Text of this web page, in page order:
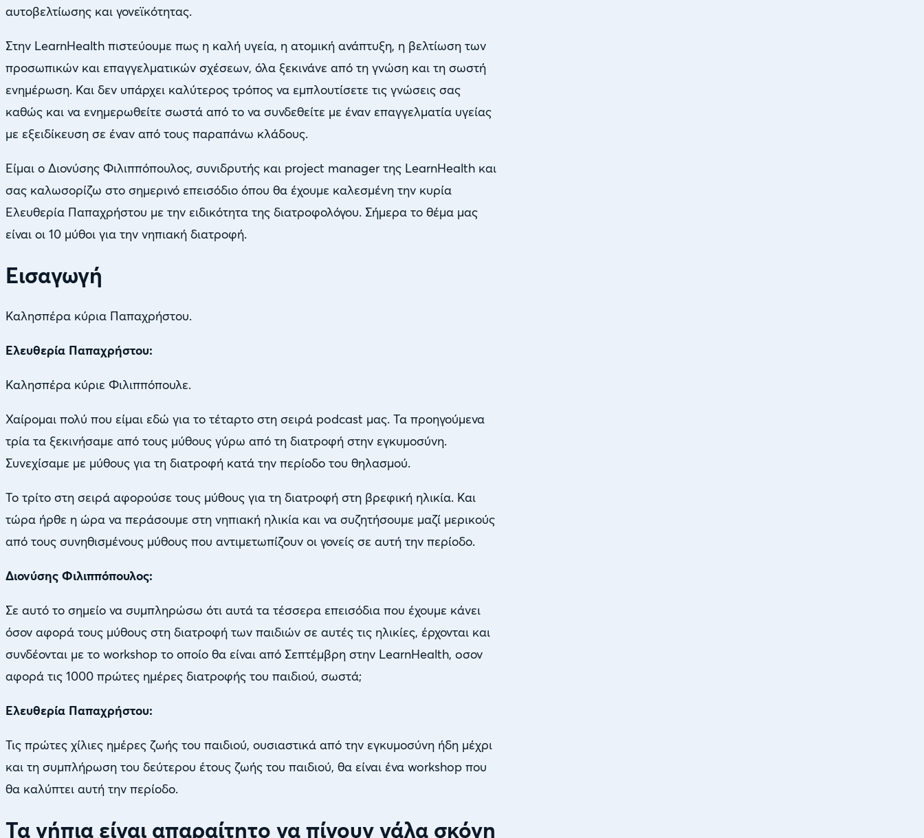
αυτοβελτίωσης και γονεϊκότητας.
Στην LearnHealth πιστεύουμε πως η καλή υγεία, η ατομική ανάπτυξη, η βελτίωση των
προσωπικών και επαγγελματικών σχέσεων, όλα ξεκινάνε από τη γνώση και τη σωστή
ενημέρωση. Και δεν υπάρχει καλύτερος τρόπος να εμπλουτίσετε τις γνώσεις σας
καθώς και να ενημερωθείτε σωστά από το να συνδεθείτε με έναν επαγγελματία υγείας
με εξειδίκευση σε έναν από τους παραπάνω κλάδους.
Είμαι ο Διονύσης Φιλιππόπουλος, συνιδρυτής και project manager της LearnHealth και
σας καλωσορίζω στο σημερινό επεισόδιο όπου θα έχουμε καλεσμένη την κυρία
Ελευθερία Παπαχρήστου με την ειδικότητα της διατροφολόγου. Σήμερα το θέμα μας
είναι οι 10 μύθοι για την νηπιακή διατροφή.
Εισαγωγή
Καλησπέρα κύρια Παπαχρήστου.
Ελευθερία Παπαχρήστου:
Καλησπέρα κύριε Φιλιππόπουλε.
Χαίρομαι πολύ που είμαι εδώ για το τέταρτο στη σειρά podcast μας. Τα προηγούμενα
τρία τα ξεκινήσαμε από τους μύθους γύρω από τη διατροφή στην εγκυμοσύνη.
Συνεχίσαμε με μύθους για τη διατροφή κατά την περίοδο του θηλασμού.
Το τρίτο στη σειρά αφορούσε τους μύθους για τη διατροφή στη βρεφική ηλικία. Και
τώρα ήρθε η ώρα να περάσουμε στη νηπιακή ηλικία και να συζητήσουμε μαζί μερικούς
από τους συνηθισμένους μύθους που αντιμετωπίζουν οι γονείς σε αυτή την περίοδο.
Διονύσης Φιλιππόπουλος:
Σε αυτό το σημείο να συμπληρώσω ότι αυτά τα τέσσερα επεισόδια που έχουμε κάνει
όσον αφορά τους μύθους στη διατροφή των παιδιών σε αυτές τις ηλικίες, έρχονται και
συνδέονται με το workshop το οποίο θα είναι από Σεπτέμβρη στην LearnHealth, oσον
αφορά τις 1000 πρώτες ημέρες διατροφής του παιδιού, σωστά;
Ελευθερία Παπαχρήστου:
Τις πρώτες χίλιες ημέρες ζωής του παιδιού, ουσιαστικά από την εγκυμοσύνη ήδη μέχρι
και τη συμπλήρωση του δεύτερου έτους ζωής του παιδιού, θα είναι ένα workshop που
θα καλύπτει αυτή την περίοδο.
Τα νήπια είναι απαραίτητο να πίνουν γάλα σκόνη